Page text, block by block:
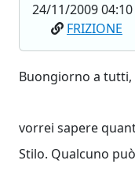
24/11/2009 04:10
FRIZIONE
Buongiorno a tutti,
vorrei sapere
Stilo. Qualcuno